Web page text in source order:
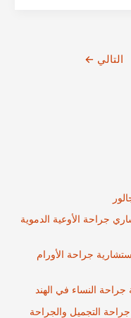
جراحة الأوعية الدموية
جراحة الأورام
النساء في الهند
التجميل والجراحة
التالي ←